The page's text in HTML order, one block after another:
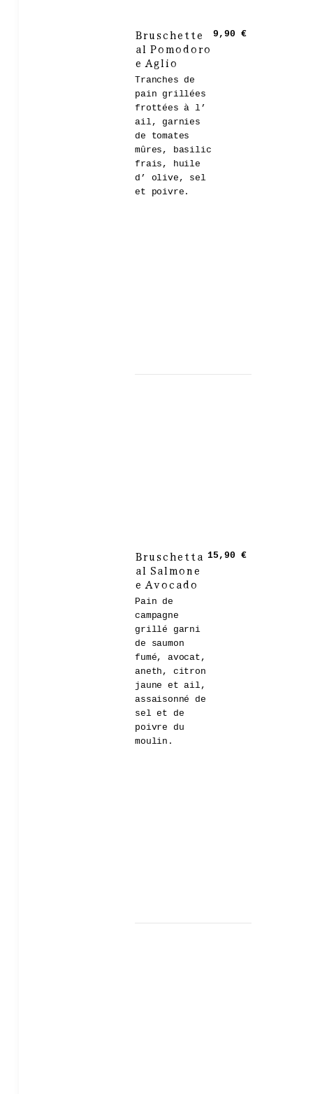
Bruschette
al Pomodoro
e Aglio
Tranches de
pain grillées
frottées à l’
ail, garnies
de tomates
mûres, basilic
frais, huile
d’ olive, sel
et poivre.
9,90 €
Bruschetta
al Salmone
e Avocado
Pain de
campagne
grillé garni
de saumon
fumé, avocat,
aneth, citron
jaune et ail,
assaisonné de
sel et de
poivre du
moulin.
15,90 €